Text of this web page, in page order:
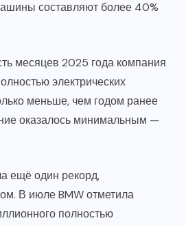
составляют более 40%
месяцев 2025 года компания
электрических
меньше, чем годом ранее
оказалось минимальным —
ещё один рекорд,
В июле BMW отметила
полностью